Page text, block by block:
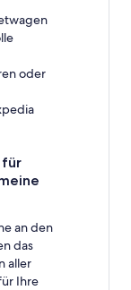
oder
für
an den
das
aller
Ihre